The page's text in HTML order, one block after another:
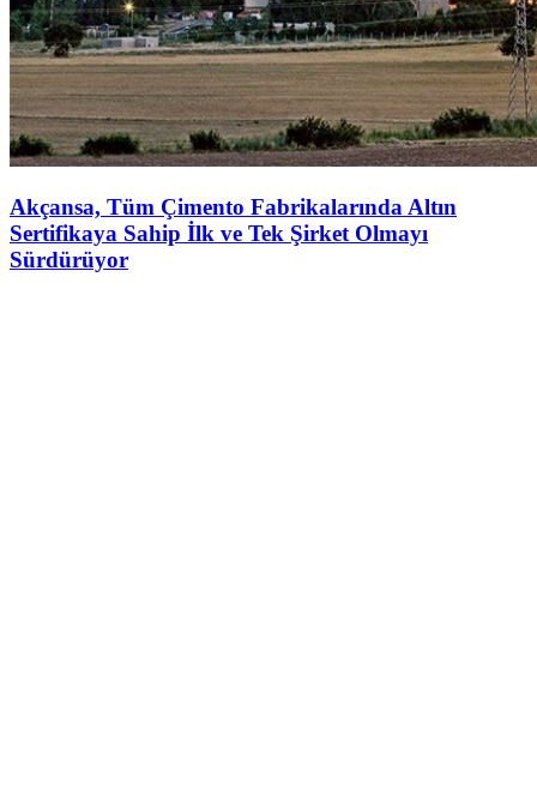
Akçansa, Tüm Çimento Fabrikalarında Altın
Sertifikaya Sahip İlk ve Tek Şirket Olmayı
Sürdürüyor